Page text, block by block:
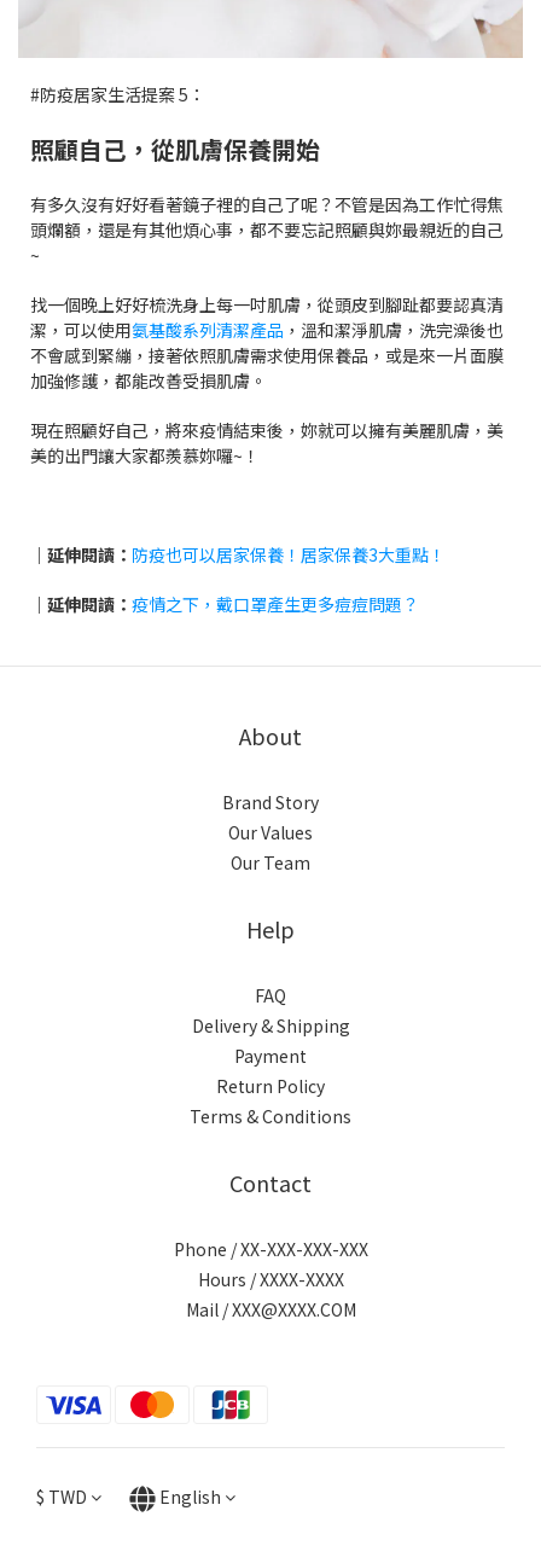
#防疫居家生活提案 5：
照顧自己，從肌膚保養開始
有多久沒有好好看著鏡子裡的自己了呢？不管是因為工作忙得焦
頭爛額，還是有其他煩心事，都不要忘記照顧與妳最親近的自己
~
找一個晚上好好梳洗身上每一吋肌膚，從頭皮到腳趾都要認真清
潔，可以使用氨基酸系列清潔產品 ，溫和潔淨肌膚，洗完澡後也
不會感到緊繃，接著依照肌膚需求使用保養品，或是來一片面膜
加強修護，都能改善受損肌膚。
現在照顧好自己，將來疫情結束後，妳就可以擁有美麗肌膚，美
美的出門讓大家都羨慕妳囉~！
｜延伸閱讀： 防疫也可以居家保養！居家保養3大重點！
｜延伸閱讀： 疫情之下，戴口罩產生更多痘痘問題？
About
Brand Story
Our Values
Our Team
Help
FAQ
Delivery & Shipping
Payment
Return Policy
Terms & Conditions
Contact
Phone / XX-XXX-XXX-XXX
Hours / XXXX-XXXX
Mail / XXX@XXXX.COM
$ TWD English